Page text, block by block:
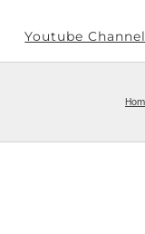
Youtube